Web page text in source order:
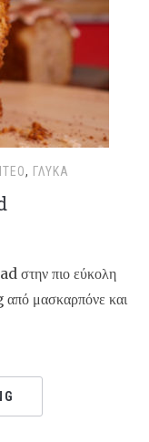
, ΓΛΥΚΆ
στην πιο εύκολη
μασκαρπόνε και